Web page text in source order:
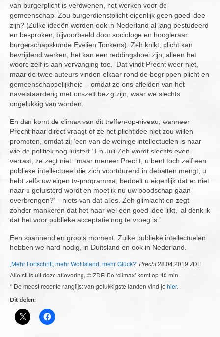
van burgerplicht is verdwenen, het werken voor de
gemeenschap. Zou burgerdienstplicht eigenlijk geen goed idee
zijn? (Zulke ideeën worden ook in Nederland al lang bestudeerd
en besproken, bijvoorbeeld door sociologe en hoogleraar
burgerschapskunde Evelien Tonkens). Zeh knikt; plicht kan
bevrijdend werken, het kan een reddingsboei zijn, alleen het
woord zelf is aan vervanging toe. Dat vindt Precht weer niet,
maar de twee auteurs vinden elkaar rond de begrippen plicht en
gemeenschappelijkheid – omdat ze ons afleiden van het
navelstaarderig met onszelf bezig zijn, waar we slechts
ongelukkig van worden.
En dan komt de climax van dit treffen-op-niveau, wanneer
Precht haar direct vraagt of ze het plichtidee niet zou willen
promoten, omdat zij ‘een van de weinige intellectuelen is naar
wie de politiek nog luistert.’ En Juli Zeh wordt slechts even
verrast, ze zegt niet: ‘maar meneer Precht, u bent toch zelf een
publieke intellectueel die zich voortdurend in debatten mengt, u
hebt zelfs uw eigen tv-programma; bedoelt u eigenlijk dat er niet
naar ú geluisterd wordt en moet ik nu uw boodschap gaan
overbrengen?’ – niets van dat alles. Zeh glimlacht en zegt
zonder mankeren dat het haar wel een goed idee lijkt, ‘al denk ik
dat het voor publieke acceptatie nog te vroeg is.’
Een spannend en groots moment. Zulke publieke intellectuelen
hebben we hard nodig, in Duitsland en ook in Nederland.
‚Mehr Fortschritt, mehr Wohlstand, mehr Glück?‘ Precht28.04.2019 ZDF
Alle stills uit deze aflevering, © ZDF. De ‘climax’ komt op 40 min.
* De meest recente ranglijst van gelukkigste landen vind je hier.
Dit delen: